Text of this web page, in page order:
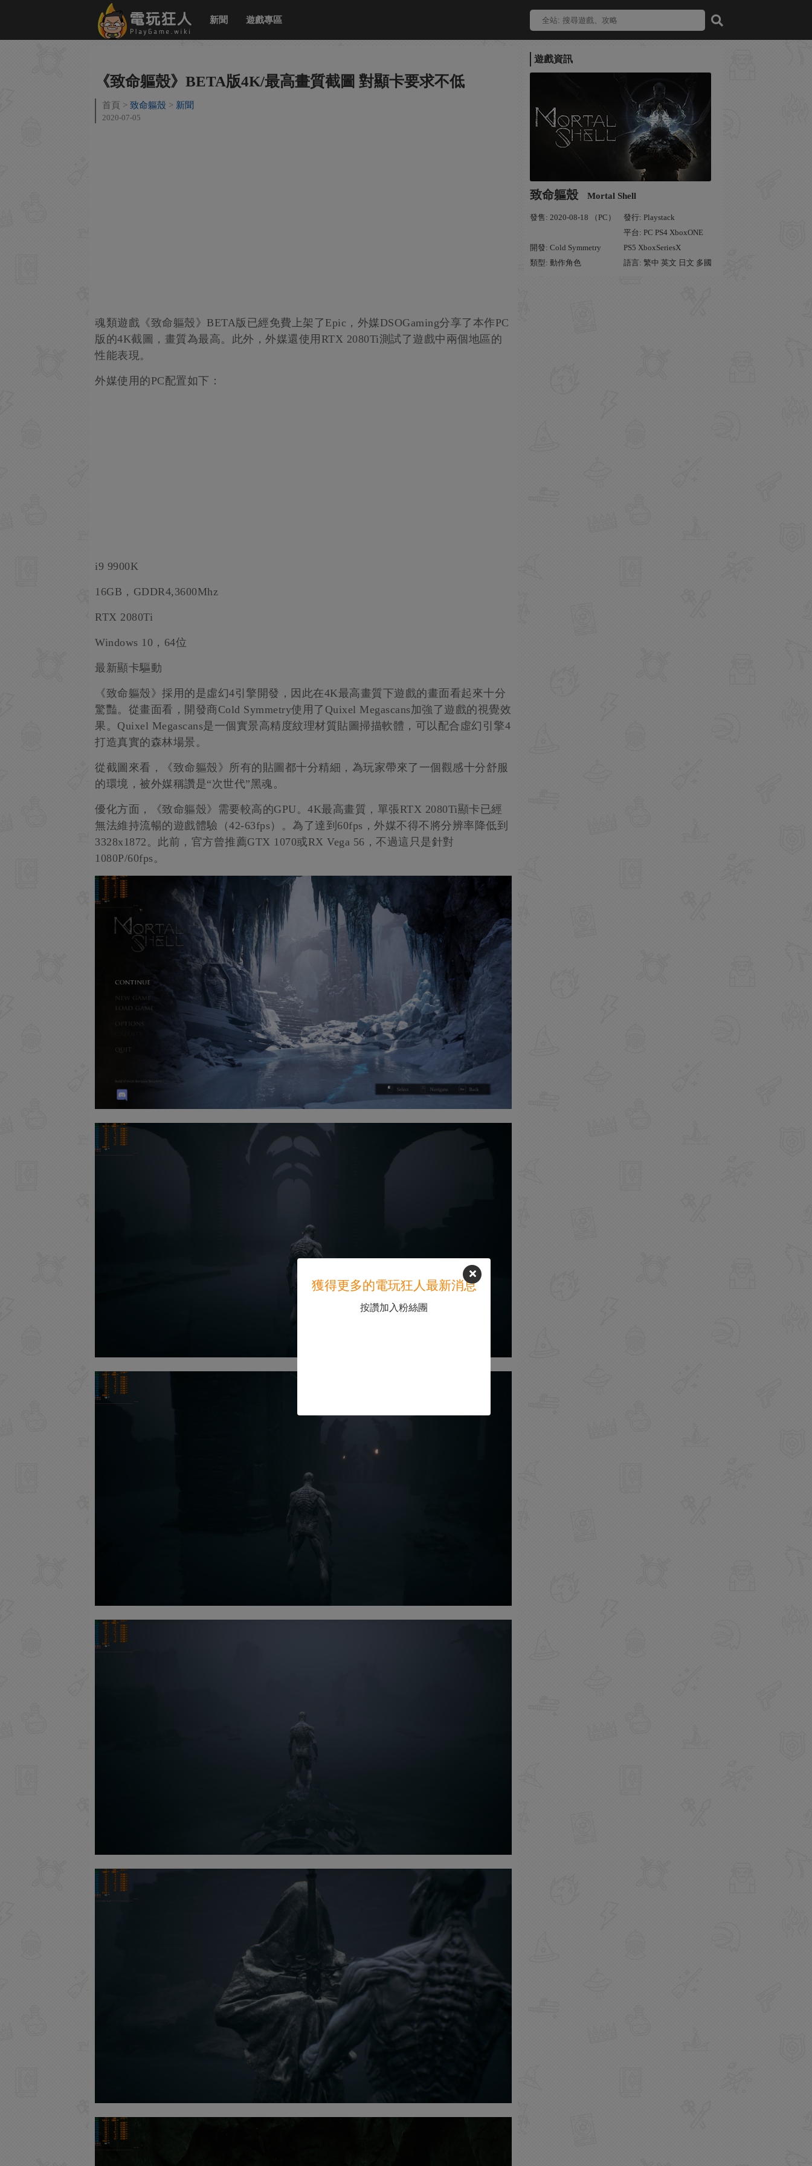
新聞 遊戲專區
遊戲資訊
致命軀殼 Mortal Shell
發售: 2020-08-18 （PC） 發行: Playstack
開發: Cold Symmetry
平台: PC PS4 XboxONE
PS5 XboxSeriesX
類型: 動作角色
語言: 繁中 英文 日文 多國
《致命軀殼》BETA版4K/最高畫質截圖 對顯卡要求不低
首頁 致命軀殼 新聞
2020-07-05
魂類遊戲《致命軀殼》BETA版已經免費上架了Epic，外媒DSOGaming分享了本作PC
版的4K截圖，畫質為最高。此外，外媒還使用RTX 2080Ti測試了遊戲中兩個地區的
性能表現。
外媒使用的PC配置如下：
i9 9900K
16GB，GDDR4,3600Mhz
RTX 2080Ti
Windows 10，64位
最新顯卡驅動
《致命軀殼》採用的是虛幻4引擎開發，因此在4K最高畫質下遊戲的畫面看起來十分
驚豔。從畫面看，開發商Cold Symmetry使用了Quixel Megascans加強了遊戲的視覺效
果。Quixel Megascans是一個實景高精度紋理材質貼圖掃描軟體，可以配合虛幻引擎4
打造真實的森林場景。
從截圖來看，《致命軀殼》所有的貼圖都十分精細，為玩家帶來了一個觀感十分舒服
的環境，被外媒稱讚是“次世代”黑魂。
優化方面，《致命軀殼》需要較高的GPU。4K最高畫質，單張RTX 2080Ti顯卡已經
無法維持流暢的遊戲體驗（42-63fps）。為了達到60fps，外媒不得不將分辨率降低到
3328x1872。此前，官方曾推薦GTX 1070或RX Vega 56，不過這只是針對
1080P/60fps。
獲得更多的電玩狂人最新消息
按讚加入粉絲團